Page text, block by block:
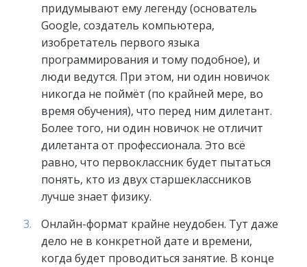
придумывают ему легенду (основатель
Google, создатель компьютера,
изобретатель первого языка
программирования и тому подобное), и
люди ведутся. При этом, ни один новичок
никогда не поймёт (по крайней мере, во
время обучения), что перед ним дилетант.
Более того, ни один новичок не отличит
дилетанта от профессионала. Это всё
равно, что первоклассник будет пытаться
понять, кто из двух старшеклассников
лучше знает физику.
Онлайн-формат крайне неудобен. Тут даже
дело не в конкретной дате и времени,
когда будет проводиться занятие. В конце